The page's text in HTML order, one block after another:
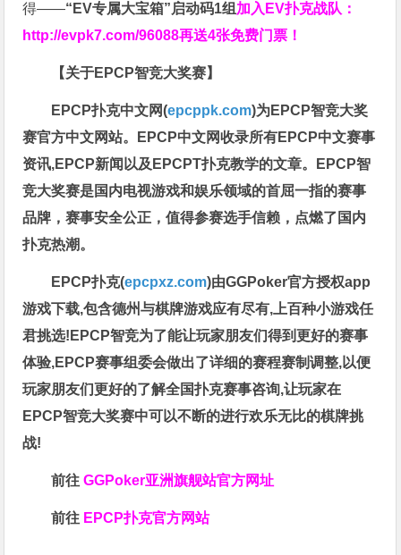
得——“EV专属大宝箱”启动码1组加入EV扑克战队：
http://evpk7.com/96088再送4张免费门票！
【关于EPCP智竞大奖赛】
EPCP扑克中文网(epcppk.com)为EPCP智竞大奖
赛官方中文网站。EPCP中文网收录所有EPCP中文赛事
资讯,EPCP新闻以及EPCPT扑克教学的文章。EPCP智
竞大奖赛是国内电视游戏和娱乐领域的首屈一指的赛事
品牌，赛事安全公正，值得参赛选手信赖，点燃了国内
扑克热潮。
EPCP扑克(epcpxz.com)由GGPoker官方授权app
游戏下载,包含德州与棋牌游戏应有尽有,上百种小游戏任
君挑选!EPCP智竞为了能让玩家朋友们得到更好的赛事
体验,EPCP赛事组委会做出了详细的赛程赛制调整,以便
玩家朋友们更好的了解全国扑克赛事咨询,让玩家在
EPCP智竞大奖赛中可以不断的进行欢乐无比的棋牌挑
战!
前往GGPoker亚洲旗舰站官方网址
前往 EPCP扑克官方网站